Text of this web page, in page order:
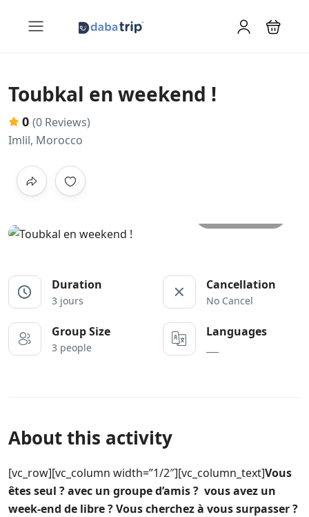
Toubkal en weekend !
0 (0 Reviews)
Imlil, Morocco
Duration
3 jours
Cancellation
No Cancel
Group Size
3 people
Languages
About this activity
[vc_row][vc_column width=”1/2″][vc_column_text]Vous
êtes seul ? avec un groupe d’amis ? vous avez un
week-end de libre ? Vous cherchez à vous surpasser ?